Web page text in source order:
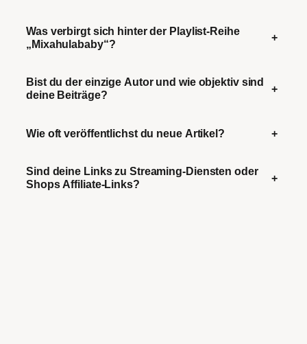
Was verbirgt sich hinter der Playlist-Reihe
„Mixahulababy“?
+
Bist du der einzige Autor und wie objektiv sind
deine Beiträge?
+
Wie oft veröffentlichst du neue Artikel? +
Sind deine Links zu Streaming-Diensten oder
Shops Affiliate-Links?
+